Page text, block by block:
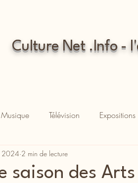
Culture Net .Info -
Musique Télévision Expositions
saison des
2024 2 min de lecture